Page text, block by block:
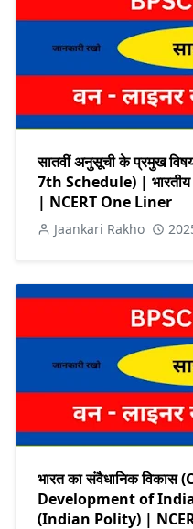
सातवीं अनुसूची के प्रमुख
7th Schedule) |
| NCERT One Liner
Jaankari Rakho
भारत का संवैधानिक
Development of India)
(Indian Polity) |